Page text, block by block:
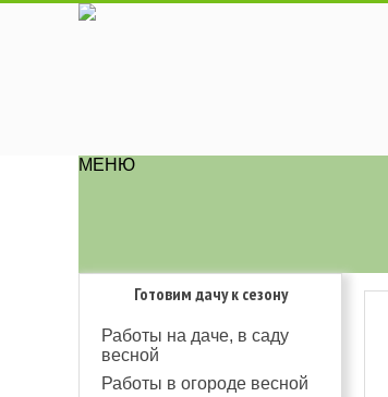
МЕНЮ
Готовим дачу к сезону
Работы на даче, в саду
весной
Работы в огороде весной